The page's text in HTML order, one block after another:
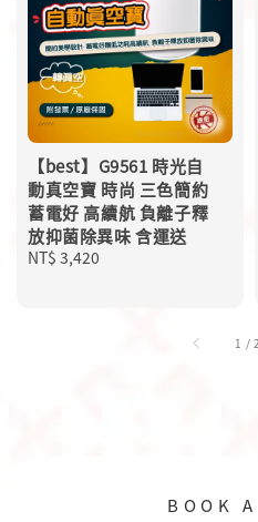
【best】G9561 時光自
動真空寶 時尚 三色簡約
蓄電好 高續航 負離子釋
放抑菌除異味 含運送
Regular
NT$ 3,420
1 /2
BOOK